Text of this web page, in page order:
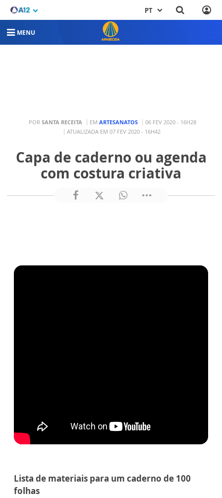
PT
MENU
POR SANTA RECEITA EM ARTESANATOS
06 FEV 2020 - 16H28
ATUALIZADA EM 07 FEV 2020 - 16H42
Capa de caderno ou agenda
com costura criativa
Lista de materiais para um caderno de 100
folhas